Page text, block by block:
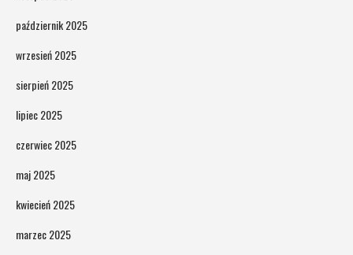
październik 2025
wrzesień 2025
sierpień 2025
lipiec 2025
czerwiec 2025
maj 2025
kwiecień 2025
marzec 2025